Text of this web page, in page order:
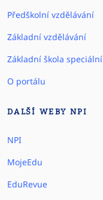
Předškolní vzdělávání
Základní vzdělávání
Základní škola speciální
O portálu
DALŠÍ WEBY NPI
NPI
MojeEdu
EduRevue